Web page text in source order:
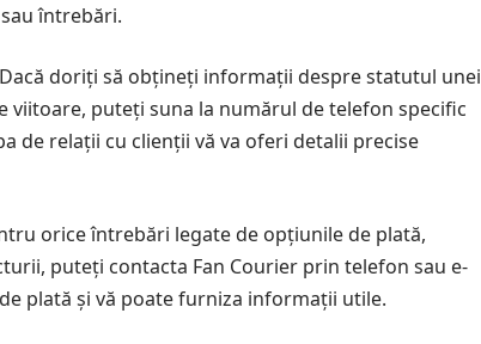
întrebări.
Dacă doriți să obțineți informații despre statutul unei
viitoare, puteți suna la numărul de telefon specific
de relații cu clienții vă va oferi detalii precise
orice întrebări legate de opțiunile de plată,
puteți contacta Fan Courier prin telefon sau e-
plată și vă poate furniza informații utile.